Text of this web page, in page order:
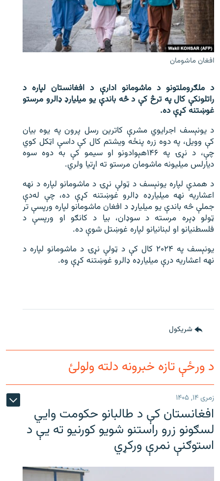
اړیکه
دري پاڼه
Azadi English
د ازادې اروپا/ ازادي راډيو ټولې پاڼې
افغان ماشومان
د ملګروملتونو د ماشومانو ادارې د افغانستان لپاره د
راتلونکې کال په ترڅ کې د څه باندې یو میلیارډ ډالرو مرستو
غوښتنه کړې ده.
د یونېسف اجرایوي مشرې کاترین رسل پرون په یوه بیان
کې وویل، په دوه زره پنځه ویشتم کال کې داسې اټکل کوي
چې، د نړۍ په ۱۴۶هېوادونو او سیمو کې به دوه سوه
دیارلس میلیونه ماشومان مرستو ته اړتیا ولري.
د همدې لپاره یونېسف د ټولې نړۍ د ماشومانو لپاره د نهه
اعشاریه نهه میلیارډه ډالرو غوښتنه کړې ده، چې له‌‌دې
جملې څه باندې یو میلیارډ د افغان ماشومانو لپاره ورپسې تر
ټولو ډېره مرسته د سوډان، بیا د کانګو او ورپسې د
فلسطنیانو او لبنانیانو لپاره غوښتل شوې ده.
یونېسف په ۲۰۲۴ کال کې د ټولې نړۍ د ماشومانو لپاره د
نهه اعشاریه درې میلیارډه ډالرو غوښتنه کړې وه.
شريکول
د ورځې تازه خبرونه دلته ولولئ
زمری ۱۴, ۱۴۰۵
افغانستان کې د طالبانو حکومت وايي
لسګونو زرو راستنو شویو کورنیو ته یې د
استوګنې نمرې ورکړي